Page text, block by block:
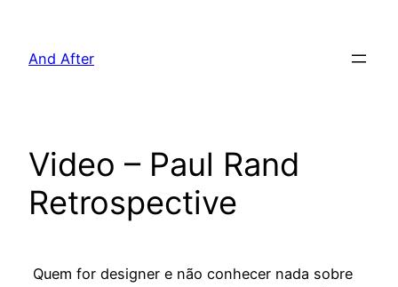
And After
Video – Paul Rand
Retrospective
Quem for designer e não conhecer nada sobre